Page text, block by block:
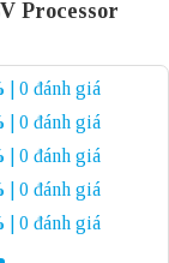
Processor
| 0 đánh giá
| 0 đánh giá
| 0 đánh giá
| 0 đánh giá
| 0 đánh giá